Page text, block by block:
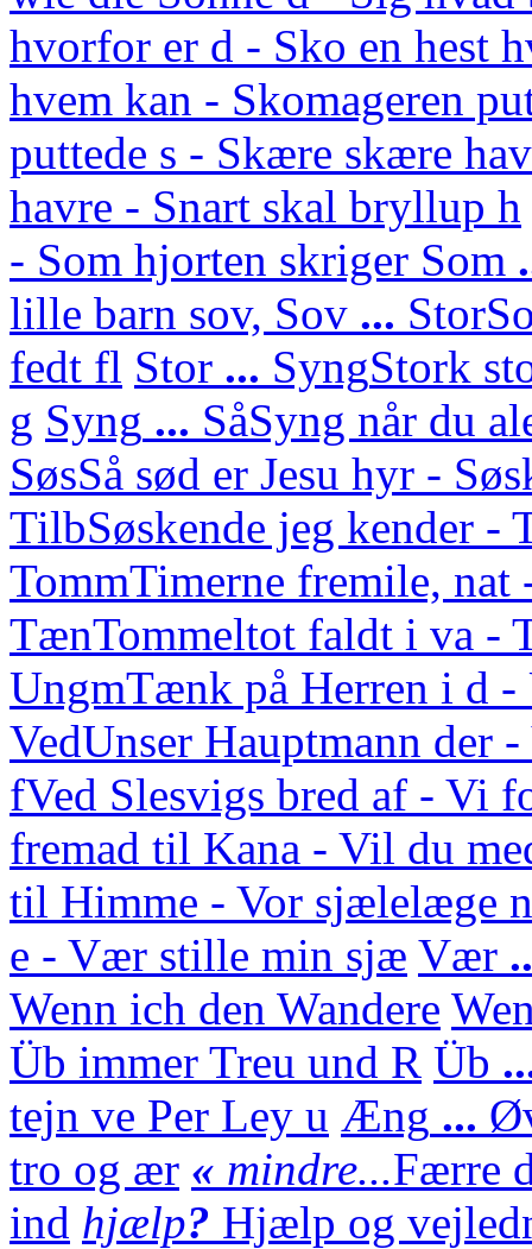
hvorfor er d - Sko en hest
hvem kan - Skomageren
puttede s - Skære skære
havre - Snart skal bryllup h
- Som hjorten skriger Som
lille barn sov, Sov ... Stor
fedt fl Stor ... SyngStork
g Syng ... SåSyng når du
SøsSå sød er Jesu hyr -
TilbSøskende jeg kender -
TommTimerne fremile,
TænTommeltot faldt i va -
UngmTænk på Herren i d -
VedUnser Hauptmann der
fVed Slesvigs bred af - Vi
fremad til Kana - Vil du
til Himme - Vor sjælelæge
e - Vær stille min sjæ Vær
Wenn ich den Wandere
Üb immer Treu und R Üb
tejn ve Per Ley u Æng ...
tro og ær « mindre...Færre
ind hjælp? Hjælp og